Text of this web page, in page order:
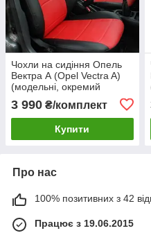
Чохли на сидіння Опель
Вектра А (Opel Vectra A)
(модельні, окремий
червоний
3 990 ₴/комплект
Купити
Про нас
100% позитивних з 42
Працює з 19.06.2015